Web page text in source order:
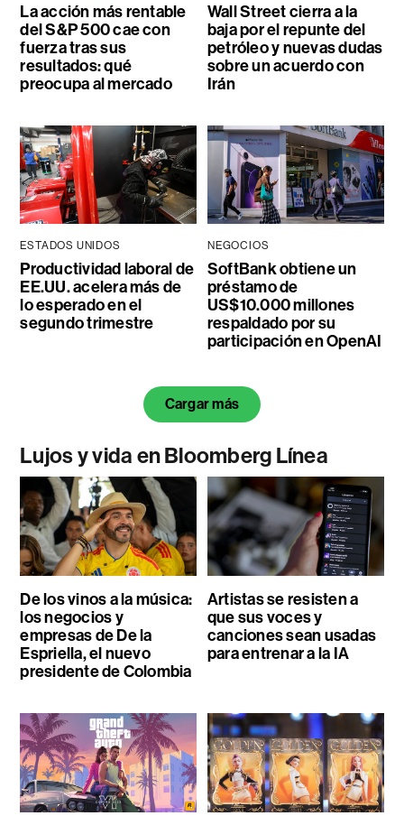
La acción más rentable
del S&P 500 cae con
fuerza tras sus
resultados: qué
preocupa al mercado
Wall Street cierra a la
baja por el repunte del
petróleo y nuevas dudas
sobre un acuerdo con
Irán
ESTADOS UNIDOS
Productividad laboral de
EE.UU. acelera más de
lo esperado en el
segundo trimestre
NEGOCIOS
SoftBank obtiene un
préstamo de
US$10.000 millones
respaldado por su
participación en OpenAI
Cargar más
Lujos y vida en Bloomberg Línea
De los vinos a la música:
los negocios y
empresas de De la
Espriella, el nuevo
presidente de Colombia
Artistas se resisten a
que sus voces y
canciones sean usadas
para entrenar a la IA